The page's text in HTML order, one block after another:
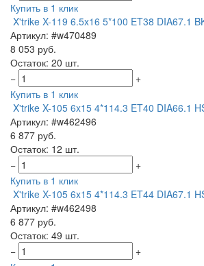
Купить в 1 клик
X'trike X-119 6.5x16 5*100 ET38 DIA67.1
Артикул: #w470489
8 053 руб.
Остаток: 20 шт.
−
+
Купить в 1 клик
X'trike X-105 6x15 4*114.3 ET40 DIA66.1
Артикул: #w462496
6 877 руб.
Остаток: 12 шт.
−
+
Купить в 1 клик
X'trike X-105 6x15 4*114.3 ET44 DIA67.1
Артикул: #w462498
6 877 руб.
Остаток: 49 шт.
−
+